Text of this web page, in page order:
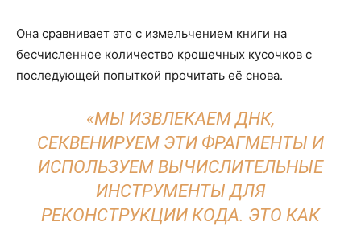
Она сравнивает это с измельчением книги на
бесчисленное количество крошечных кусочков с
последующей попыткой прочитать её снова.
«МЫ ИЗВЛЕКАЕМ ДНК,
СЕКВЕНИРУЕМ ЭТИ ФРАГМЕНТЫ И
ИСПОЛЬЗУЕМ ВЫЧИСЛИТЕЛЬНЫЕ
ИНСТРУМЕНТЫ ДЛЯ
РЕКОНСТРУКЦИИ КОДА. ЭТО КАК